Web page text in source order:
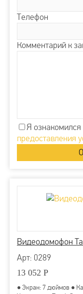
Телефон
Комментарий к
Я ознакомился
предоставления
Видеодомофон
Арт: 0289
13 052 Р
● Экран: 7 дюймов ●